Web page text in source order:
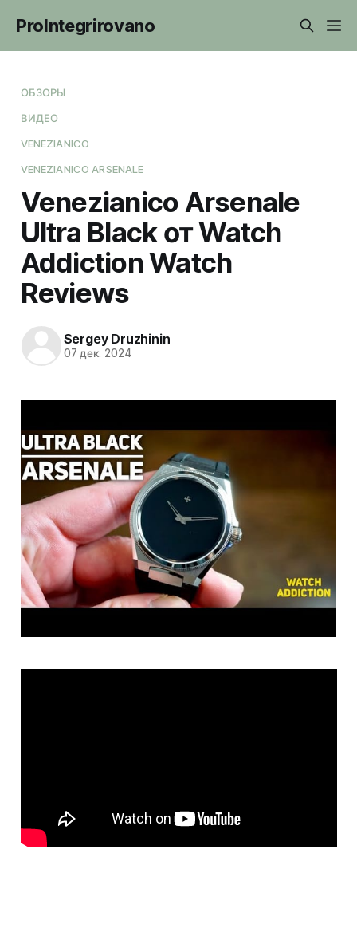
ProIntegrirovano
ОБЗОРЫ
ВИДЕО
VENEZIANICO
VENEZIANICO ARSENALE
Venezianico Arsenale
Ultra Black от Watch
Addiction Watch
Reviews
Sergey Druzhinin
07 дек. 2024